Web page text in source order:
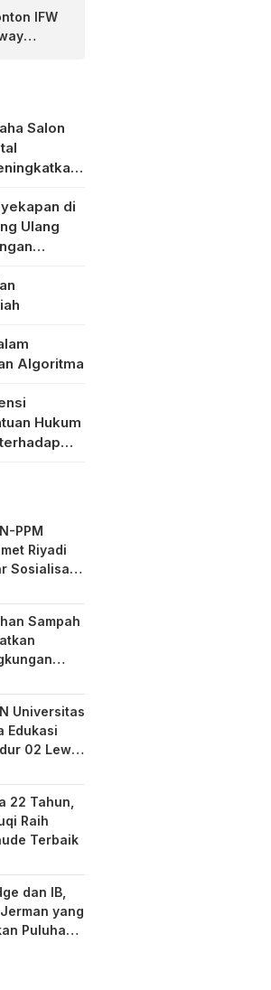
IFW
Salon
Lombok di
Ulang
Algoritma
Hukum
PPM
Riyadi
Sosialisasi
Sampah
Pacul 1
Universitas
Edukasi
02 Lewat
22 Tahun,
Raih
Terbaik
dan IB,
yang
Puluhan